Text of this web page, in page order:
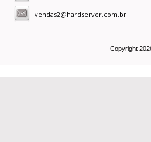
vendas2@hardserver.com.br
Copyright